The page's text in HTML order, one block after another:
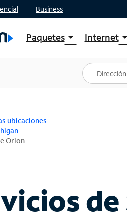
Business
Paquetesarrow_drop_down
Ver paquetes
Spectrum One
Mejores ofertas
Internetarrow_drop_down
Planes
ubicaciones
Orion